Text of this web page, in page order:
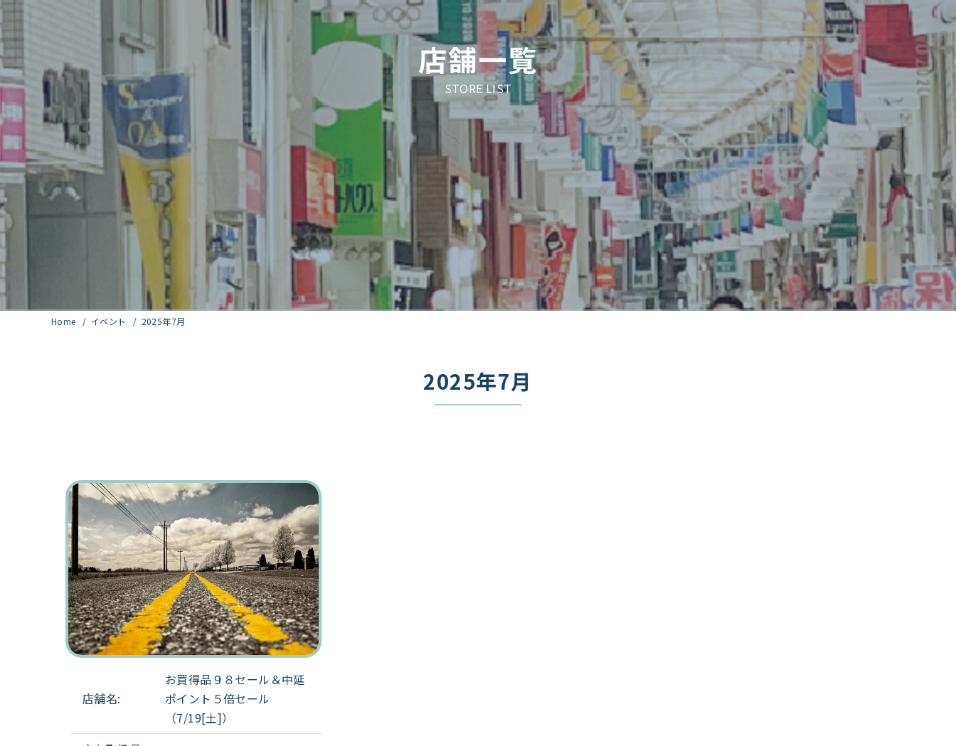
店舗一覧
STORE LIST
Home イベント 2025年7月
2025年7月
店舗名:
お買得品９８セール＆中延
ポイント５倍セール
（7/19[土]）